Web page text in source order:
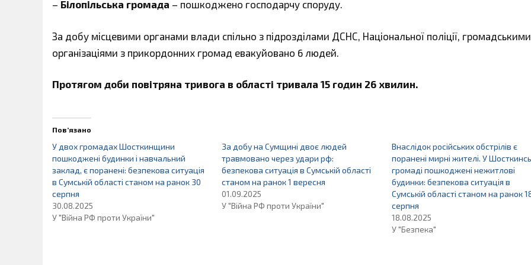
– Білопільська громада – пошкоджено господарчу споруду.
За добу місцевими органами влади спільно з підрозділами ДСНС, Національної поліції, громадськими
організаціями з прикордонних громад евакуйовано 6 людей.
Протягом доби повітряна тривога в області тривала 15 годин 26 хвилин.
Пов’язано
У двох громадах Шосткинщини
пошкоджені будинки і навчальний
заклад, є поранені: безпекова ситуація
в Сумській області станом на ранок 30
серпня
30.08.2025
У "Війна РФ проти України"
За добу на Сумщині двоє людей
травмовано через удари рф:
безпекова ситуація в Сумській області
станом на ранок 1 вересня
01.09.2025
У "Війна РФ проти України"
Внаслідок російських обстрілів є
поранені мирні жителі. У
громаді пошкоджені нежитлові
будинки: безпекова ситуація в
Сумській області станом на ранок
серпня
18.08.2025
У "Безпека"